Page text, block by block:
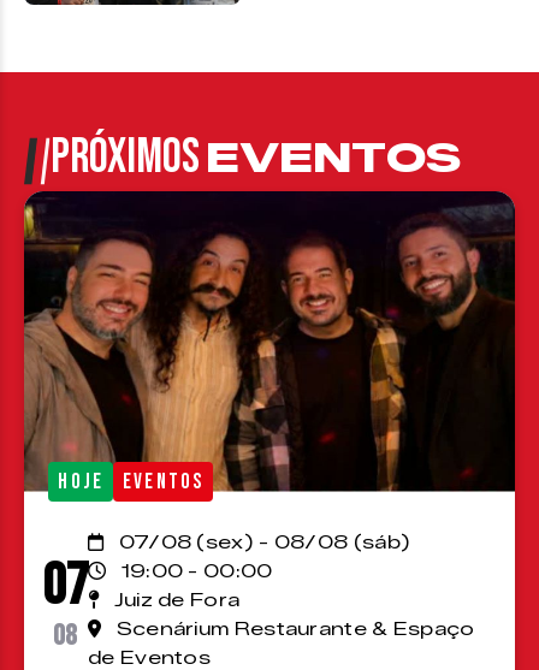
PRÓXIMOSEVENTOS
HOJE EVENTOS
07
08
07/08 (sex) - 08/08 (sáb)
19:00 - 00:00
Juiz de Fora
Scenárium Restaurante & Espaço
de Eventos